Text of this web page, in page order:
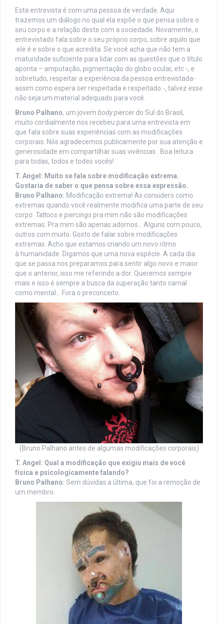
Esta entrevista é com uma pessoa de verdade. Aqui
trazemos um diálogo no qual ela expõe o que pensa sobre o
seu corpo e a relação deste com a sociedade. Novamente, o
entrevistado fala sobre o seu próprio corpo, sobre aquilo que
ele é e sobre o que acredita. Se você acha que não tem a
maturidade suficiente para lidar com as questões que o título
aponta – amputação, pigmentação do globo ocular, etc -, e
sobretudo, respeitar a experiência da pessoa entrevistada-
assim como espera ser respeitada e respeitado -, talvez esse
não seja um material adequado para você.
Bruno Palhano, um jovem body piercer do Sul do Brasil,
muito cordialmente nos recebeu para uma entrevista em
que fala sobre suas experiências com as modificações
corporais. Nós agradecemos publicamente por sua atenção e
generosidade em compartilhar suas vivências. Boa leitura
para todas, todos e todes vocês!
T. Angel: Muito se fala sobre modificação extrema.
Gostaria de saber o que pensa sobre essa expressão.
Bruno Palhano: Modificação extrema! As considero como
extremas quando você realmente modifica uma parte de seu
corpo. Tattoos e piercings pra mim não são modificações
extremas. Pra mim são apenas adornos… Alguns com pouco,
outros com muito. Gosto de falar sobre modificações
extremas. Acho que estamos criando um novo ritmo
à humanidade. Digamos que uma nova espécie. A cada dia
que se passa nos preparamos para sentir algo novo e maior
que o anterior, isso me referindo a dor. Queremos sempre
mais e isso é sempre a busca da superação tanto carnal
como mental… Fora o preconceito.
(Bruno Palhano antes de algumas modificações corporais)
T. Angel: Qual a modificação que exigiu mais de você
física e psicologicamente falando?
Bruno Palhano: Sem dúvidas a última, que foi a remoção de
um membro.